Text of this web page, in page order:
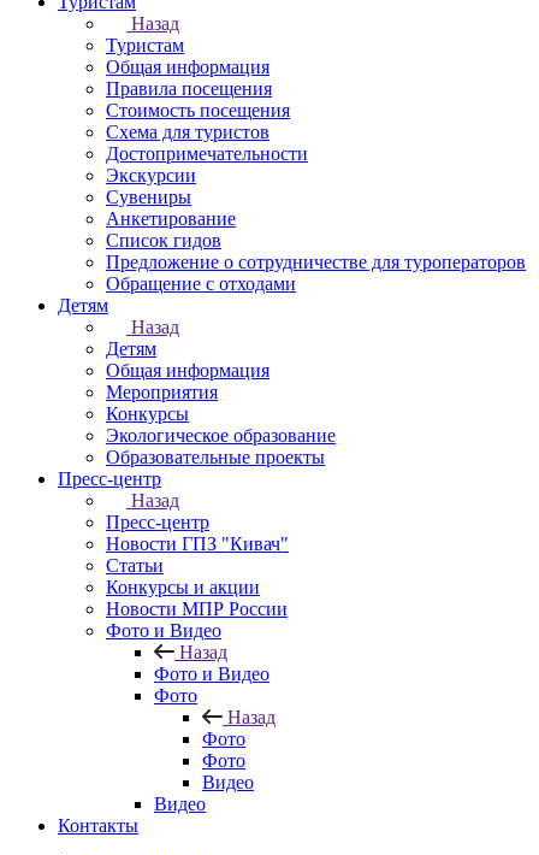
Назад
Туристам
Общая информация
Правила посещения
Стоимость посещения
Схема для туристов
Достопримечательности
Экскурсии
Сувениры
Анкетирование
Список гидов
Предложение о сотрудничестве для туроператоров
Обращение с отходами
Детям
Назад
Детям
Общая информация
Мероприятия
Конкурсы
Экологическое образование
Образовательные проекты
Пресс-центр
Назад
Пресс-центр
Новости ГПЗ "Кивач"
Статьи
Конкурсы и акции
Новости МПР России
Фото и Видео
Назад
Фото и Видео
Фото
Назад
Фото
Фото
Видео
Видео
Контакты